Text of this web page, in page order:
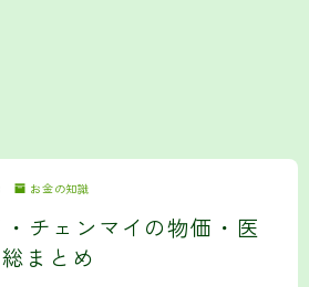
お金の知識
チェンマイの物価・医
まとめ